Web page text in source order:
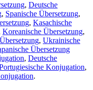
, Deutsche
, Spanische Übersetzung,
, Kasachische
Koreanische Übersetzung,
, Ukrainische
Übersetzung
, Deutsche
Konjugation,
.